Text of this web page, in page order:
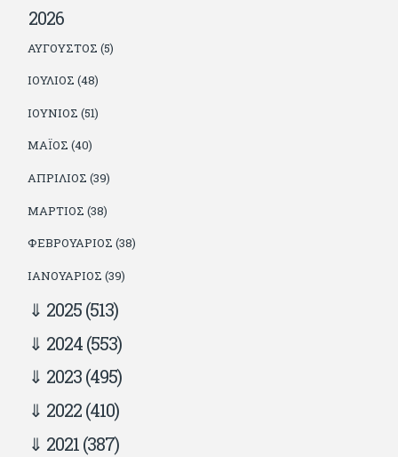
2026
ΑΎΓΟΥΣΤΟΣ (5)
ΙΟΎΛΙΟΣ (48)
ΙΟΎΝΙΟΣ (51)
ΜΆΙΟΣ (40)
ΑΠΡΊΛΙΟΣ (39)
ΜΆΡΤΙΟΣ (38)
ΦΕΒΡΟΥΆΡΙΟΣ (38)
ΙΑΝΟΥΆΡΙΟΣ (39)
2025(513)
2024(553)
2023(495)
2022(410)
2021(387)